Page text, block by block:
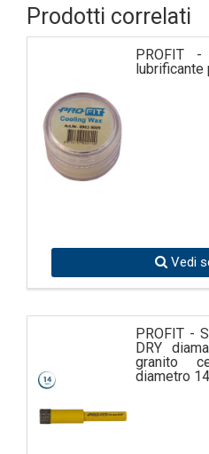
Prodotti correlati
PROFIT -
lubrificante
Vedi
PROFIT -
DRY
granito
diametro 14